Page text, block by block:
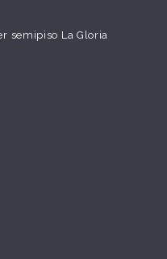
semipiso La Gloria